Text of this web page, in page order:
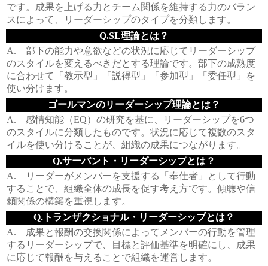
です。成果を上げる力とチーム関係を維持する力のバラン
スによって、リーダーシップのタイプを分類します。
Q.SL理論とは？
A. 部下の能力や意欲などの状況に応じてリーダーシップ
のスタイルを変えるべきだとする理論です。部下の成熟度
に合わせて「教示型」「説得型」「参加型」「委任型」を
使い分けます。
ゴールマンのリーダーシップ理論とは？
A. 感情知能（EQ）の研究を基に、リーダーシップを6つ
のスタイルに分類したものです。状況に応じて複数のスタ
イルを使い分けることが、組織の成果につながります。
Q.サーバント・リーダーシップとは？
A. リーダーがメンバーを支援する「奉仕者」として行動
することで、組織全体の成長を促す考え方です。傾聴や信
頼関係の構築を重視します。
Q.トランザクショナル・リーダーシップとは？
A. 成果と報酬の交換関係によってメンバーの行動を管理
するリーダーシップで、目標と評価基準を明確にし、成果
に応じて報酬を与えることで組織を運営します。